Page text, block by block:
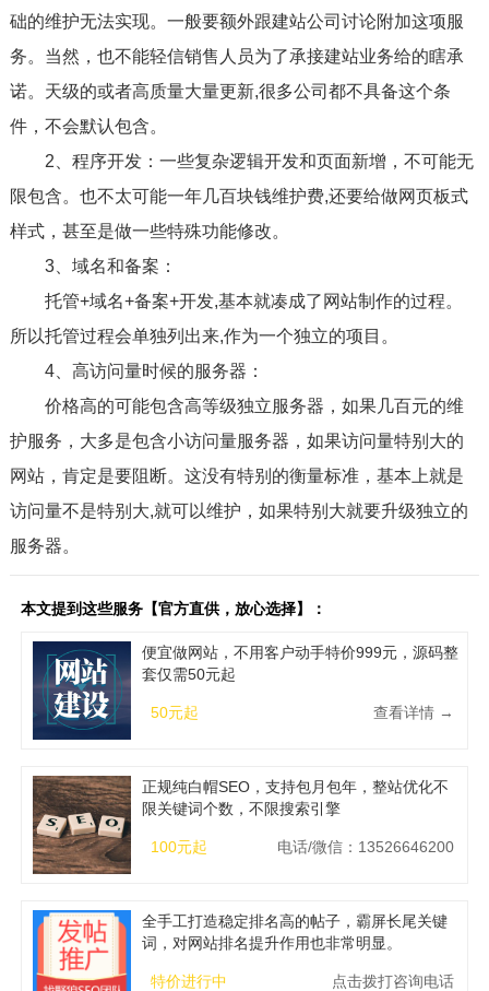
础的维护无法实现。一般要额外跟建站公司讨论附加这项服
务。当然，也不能轻信销售人员为了承接建站业务给的瞎承
诺。天级的或者高质量大量更新,很多公司都不具备这个条
件，不会默认包含。
2、程序开发：一些复杂逻辑开发和页面新增，不可能无
限包含。也不太可能一年几百块钱维护费,还要给做网页板式
样式，甚至是做一些特殊功能修改。
3、域名和备案：
托管+域名+备案+开发,基本就凑成了网站制作的过程。
所以托管过程会单独列出来,作为一个独立的项目。
4、高访问量时候的服务器：
价格高的可能包含高等级独立服务器，如果几百元的维
护服务，大多是包含小访问量服务器，如果访问量特别大的
网站，肯定是要阻断。这没有特别的衡量标准，基本上就是
访问量不是特别大,就可以维护，如果特别大就要升级独立的
服务器。
本文提到这些服务【官方直供，放心选择】：
便宜做网站，不用客户动手特价999元，源码整
套仅需50元起
50元起 查看详情 →
正规纯白帽SEO，支持包月包年，整站优化不
限关键词个数，不限搜索引擎
100元起 电话/微信：13526646200
全手工打造稳定排名高的帖子，霸屏长尾关键
词，对网站排名提升作用也非常明显。
特价进行中 点击拨打咨询电话